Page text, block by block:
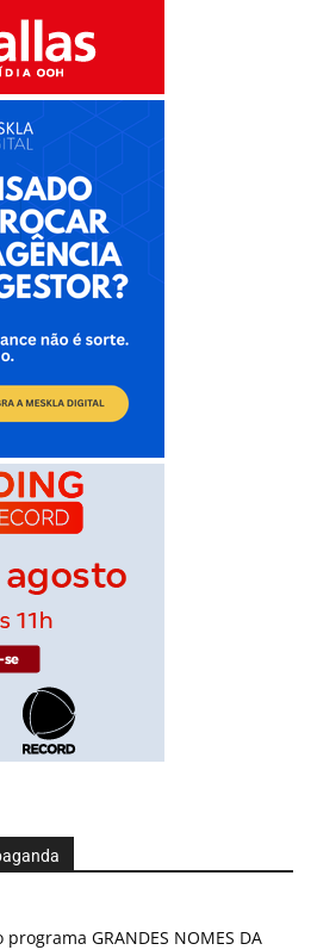
GRANDES NOMES DA